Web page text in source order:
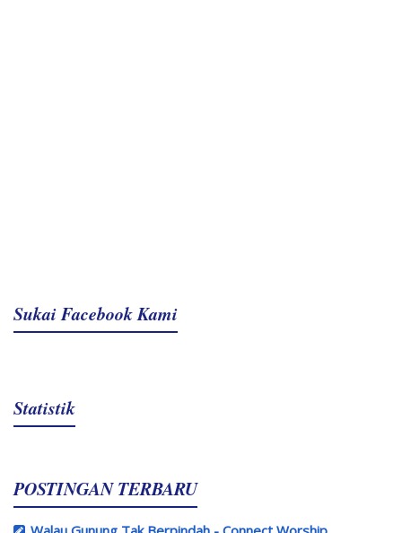
Sukai Facebook Kami
Statistik
POSTINGAN TERBARU